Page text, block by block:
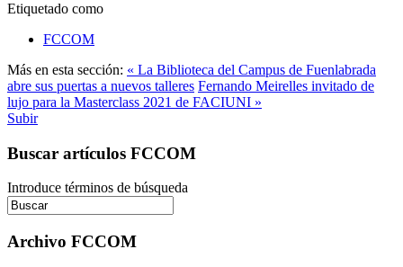
Etiquetado como
FCCOM
Más en esta sección: « La Biblioteca del Campus de Fuenlabrada
abre sus puertas a nuevos talleres Fernando Meirelles invitado de
lujo para la Masterclass 2021 de FACIUNI »
Subir
Buscar artículos FCCOM
Introduce términos de búsqueda
Archivo FCCOM